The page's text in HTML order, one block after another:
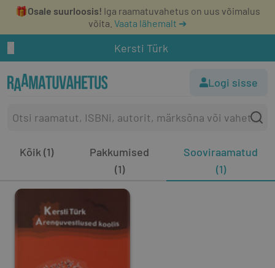
🎁Osale suurloosis! Iga raamatuvahetus on uus võimalus
võita. Vaata lähemalt ➔
Kersti Türk
Logi sisse
Kõik (1)
Pakkumised
(1)
Sooviraamatud
(1)